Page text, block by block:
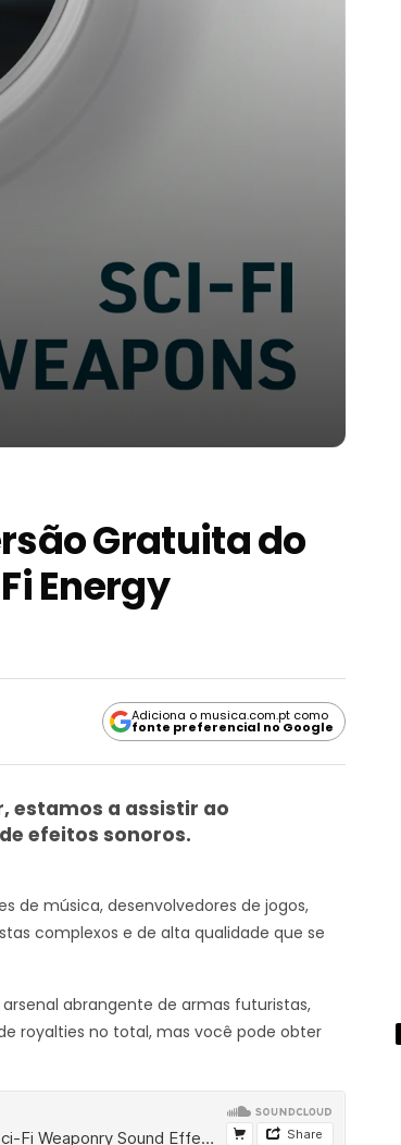
Gratuita do
Energy
Adiciona o musica.com.pt como
fonte preferencial no Google
estamos a assistir ao
efeitos sonoros.
de música, desenvolvedores de jogos,
complexos e de alta qualidade que se
abrangente de armas futuristas,
royalties no total, mas você pode obter